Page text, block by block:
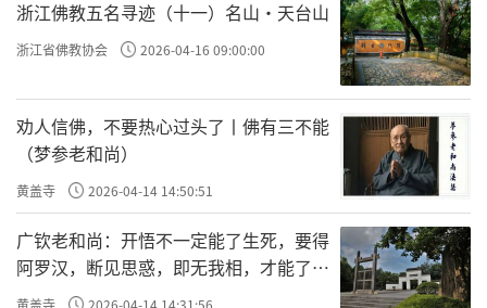
丹求援∶请求称臣，以父事契丹，约定事成之
後，割卢龙一道及雁门关以北诸州与契丹。对
这种认贼作父、卖国求荣的行径，连他的亲信
大将刘知远也表示反对∶称臣也就可以了，当
儿子似乎太过分；多拿钱贿赂，就能请来援
军，不必出卖国土，只怕以後成为中国大患，
後悔就来不及了。但石敬瑭一意孤行。契丹主
耶律德光大喜，带了三万骑兵增援他，大败後
浙江佛教五名寻迹（十一）名山·天台山
浙江省佛教协会 2026-04-16 09:00:00
劝人信佛，不要热心过头了丨佛有三不能
（梦参老和尚）
黄盖寺 2026-04-14 14:50:51
广钦老和尚：开悟不一定能了生死，要得
阿罗汉，断见思惑，即无我相，才能了生
死